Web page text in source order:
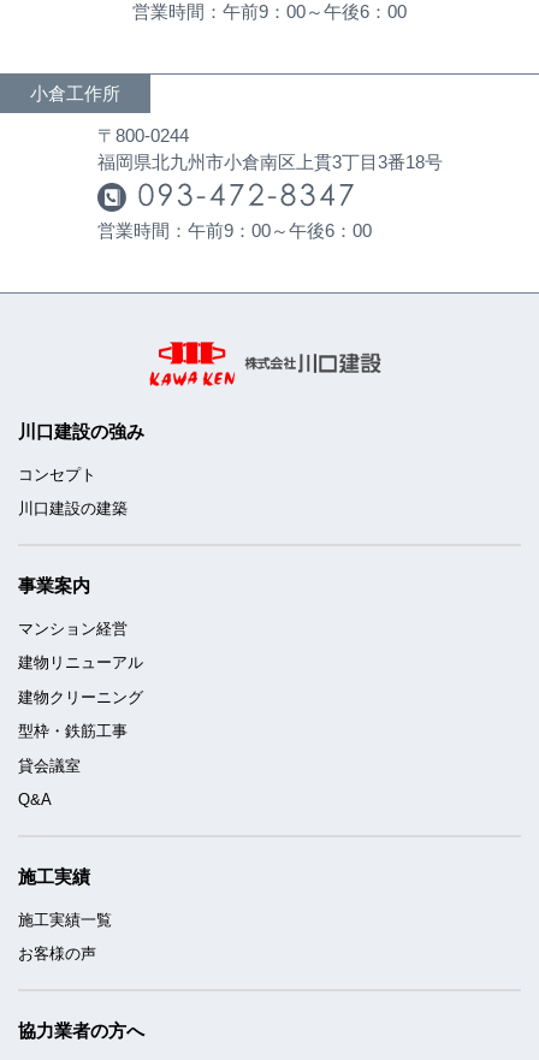
営業時間：午前9：00～午後6：00
小倉工作所
〒800-0244
福岡県北九州市小倉南区上貫3丁目3番18号
営業時間：午前9：00～午後6：00
川口建設の強み
コンセプト
川口建設の建築
事業案内
マンション経営
建物リニューアル
建物クリーニング
型枠・鉄筋工事
貸会議室
Q&A
施工実績
施工実績一覧
お客様の声
協力業者の方へ